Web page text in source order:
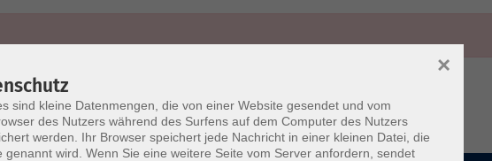
sind kleine Datenmengen, die von einer Website gesendet und vom
des Nutzers während des Surfens auf dem Computer des Nutzers
werden. Ihr Browser speichert jede Nachricht in einer kleinen Datei, die
genannt wird. Wenn Sie eine weitere Seite vom Server anfordern, sendet
×